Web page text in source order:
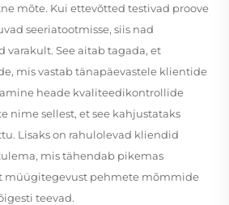
mõte. Kui ettevõtted testivad proove
seeriatootmisse, siis nad
varakult. See aitab tagada, et
mis vastab tänapäevastele klientide
heade kvaliteedikontrollide
nime sellest, et see kahjustataks
Lisaks on rahulolevad kliendid
mis tähendab pikemas
müügitegevust pehmete mõmmide
teevad.